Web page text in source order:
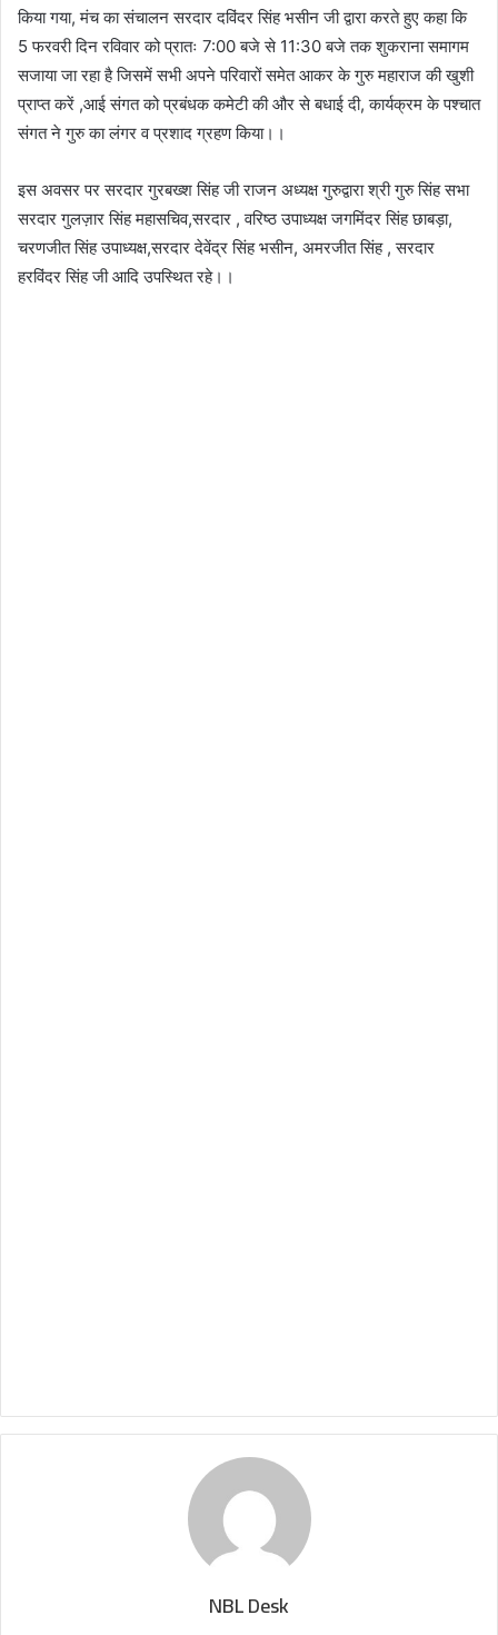
किया गया, मंच का संचालन सरदार दविंदर सिंह भसीन जी द्वारा करते हुए कहा कि
5 फरवरी दिन रविवार को प्रातः 7:00 बजे से 11:30 बजे तक शुकराना समागम
सजाया जा रहा है जिसमें सभी अपने परिवारों समेत आकर के गुरु महाराज की खुशी
प्राप्त करें ,आई संगत को प्रबंधक कमेटी की और से बधाई दी, कार्यक्रम के पश्चात
संगत ने गुरु का लंगर व प्रशाद ग्रहण किया।।
इस अवसर पर सरदार गुरबख्श सिंह जी राजन अध्यक्ष गुरुद्वारा श्री गुरु सिंह सभा
सरदार गुलज़ार सिंह महासचिव,सरदार , वरिष्ठ उपाध्यक्ष जगमिंदर सिंह छाबड़ा,
चरणजीत सिंह उपाध्यक्ष,सरदार देवेंद्र सिंह भसीन, अमरजीत सिंह , सरदार
हरविंदर सिंह जी आदि उपस्थित रहे।।
NBL Desk